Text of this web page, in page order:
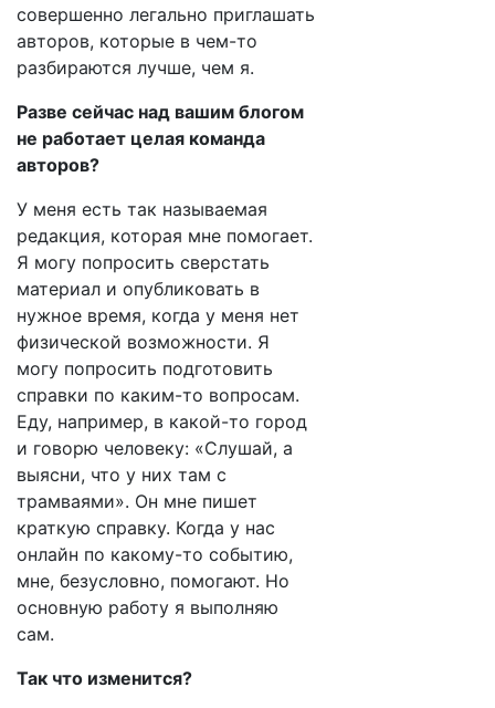
совершенно легально приглашать
авторов, которые в чем-то
разбираются лучше, чем я.
Разве сейчас над вашим блогом
не работает целая команда
авторов?
У меня есть так называемая
редакция, которая мне помогает.
Я могу попросить сверстать
материал и опубликовать в
нужное время, когда у меня нет
физической возможности. Я
могу попросить подготовить
справки по каким-то вопросам.
Еду, например, в какой-то город
и говорю человеку: «Слушай, а
выясни, что у них там с
трамваями». Он мне пишет
краткую справку. Когда у нас
онлайн по какому-то событию,
мне, безусловно, помогают. Но
основную работу я выполняю
сам.
Так что изменится?